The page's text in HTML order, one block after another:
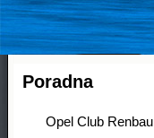
Poradna
Opel Club Renbau